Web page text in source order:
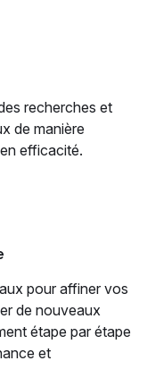
recherches et
de manière
efficacité.
pour affiner vos
de nouveaux
étape par étape
et